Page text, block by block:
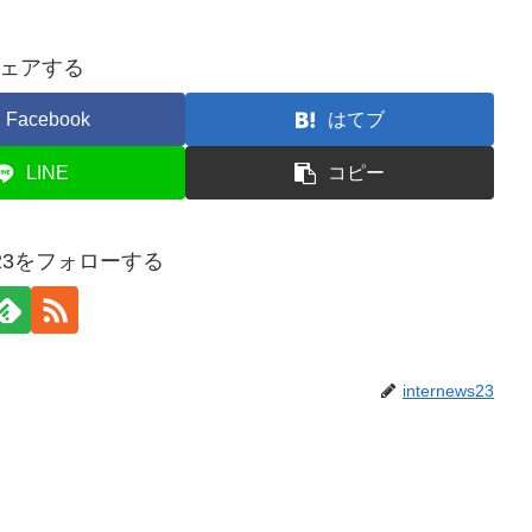
アする
Facebook はてブ
LINE コピー
をフォローする
internews23